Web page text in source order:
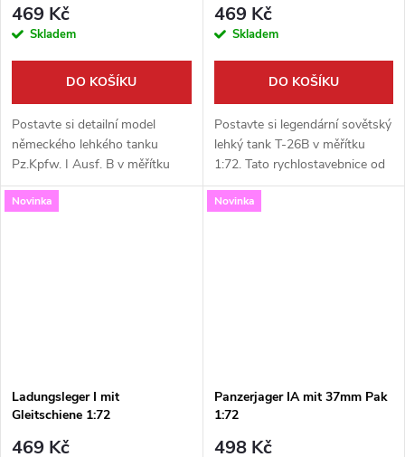
469 Kč
Skladem
DO KOŠÍKU
Postavte si detailní model
německého lehkého tanku
Pz.Kpfw. I Ausf. B v měřítku
1:72. Tento unikátní set od
výrobce S-Model je výjimečný
469 Kč
Skladem
DO KOŠÍKU
Postavte si legendární sovětský
lehký tank T-26B v měřítku
1:72. Tato rychlostavebnice od
S-Model obsahuje hned dva
kompletní modely, ideální pro
Novinka
Ladungsleger I mit
Gleitschiene 1:72
469 Kč
Novinka
Panzerjager IA mit 37mm Pak
1:72
498 Kč